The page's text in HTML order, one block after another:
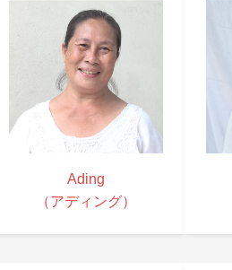
Ading
（アディング）